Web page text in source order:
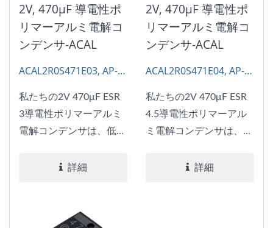
2V, 470μF 導電性ポ
リマーアルミ電解コ
ンデンサ-ACAL
ACAL2R0S471E03, AP-
私たちの2V 470μF ESR
3導電性ポリマーアルミ
電解コンデンサは、低
イルを組み合わせてお
なアプリケーションに最
詳細
2V, 470μF 導電性ポ
リマーアルミ電解コ
ンデンサ-ACAL
ACAL2R0S471E04, AP-
私たちの2V 470μF ESR
4.5導電性ポリマーアル
ミ電解コンデンサは、低
イルを組み合わせてお
詳細